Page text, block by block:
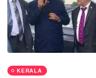
KERALA